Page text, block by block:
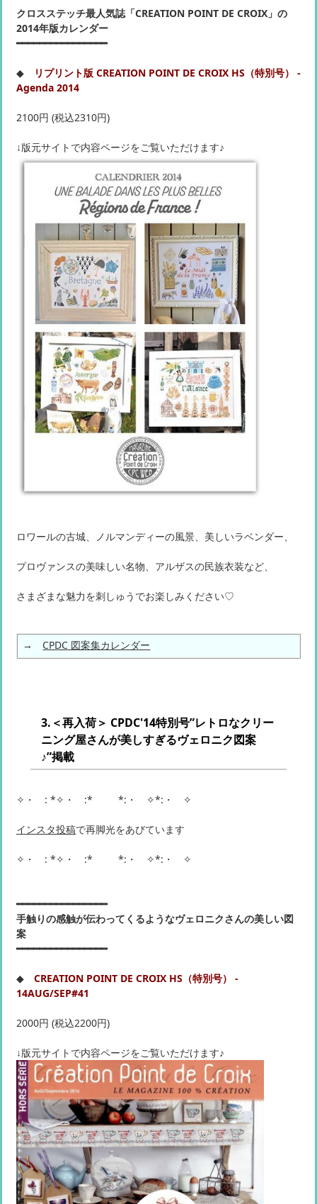
クロスステッチ最人気誌「CREATION POINT DE CROIX」の
2014年版カレンダー
━━━━━━━━━━━━━━━━
◆
リプリント版 CREATION POINT DE CROIX HS（特別号） -
Agenda 2014
2100円 (税込2310円)
↓版元サイトで内容ページをご覧いただけます♪
ロワールの古城、ノルマンディーの風景、美しいラベンダー、
プロヴァンスの美味しい名物、アルザスの民族衣装など、
さまざまな魅力を刺しゅうでお楽しみください♡
→ CPDC 図案集カレンダー
3.＜再入荷＞ CPDC'14特別号”レトロなクリー
ニング屋さんが美しすぎるヴェロニク図案
♪”掲載
✧・゚: *✧・゚:* *:・゚✧*:・゚✧
インスタ投稿で再脚光をあびています
✧・゚: *✧・゚:* *:・゚✧*:・゚✧
━━━━━━━━━━━━━━━━
手触りの感触が伝わってくるようなヴェロニクさんの美しい図
案
━━━━━━━━━━━━━━━━
◆ CREATION POINT DE CROIX HS（特別号） -
14AUG/SEP#41
2000円 (税込2200円)
↓版元サイトで内容ページをご覧いただけます♪